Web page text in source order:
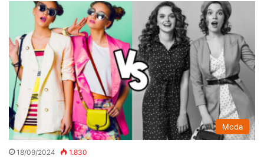
Moda
18/09/2024 1.830